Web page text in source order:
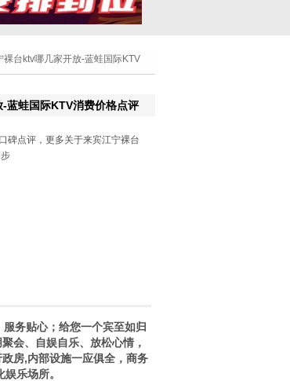
裸台ktv哪几家开放-蓝蛙国际KTV
蓝蛙国际KTV消费价格点评
碑点评，更多关于来宾江宁裸台
务贴心；给您一个宾至如归
会、自娱自乐、放松心情，
房,内部设施一应俱全，商务
乐场所。